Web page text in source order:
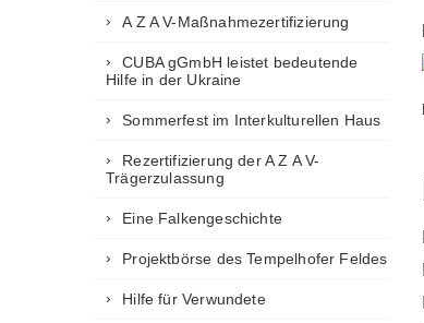
A Z A V-Maßnahmezertifizierung
CUBA gGmbH leistet bedeutende
Hilfe in der Ukraine
Sommerfest im Interkulturellen Haus
Rezertifizierung der A Z A V-
Trägerzulassung
Eine Falkengeschichte
Projektbörse des Tempelhofer Feldes
Hilfe für Verwundete